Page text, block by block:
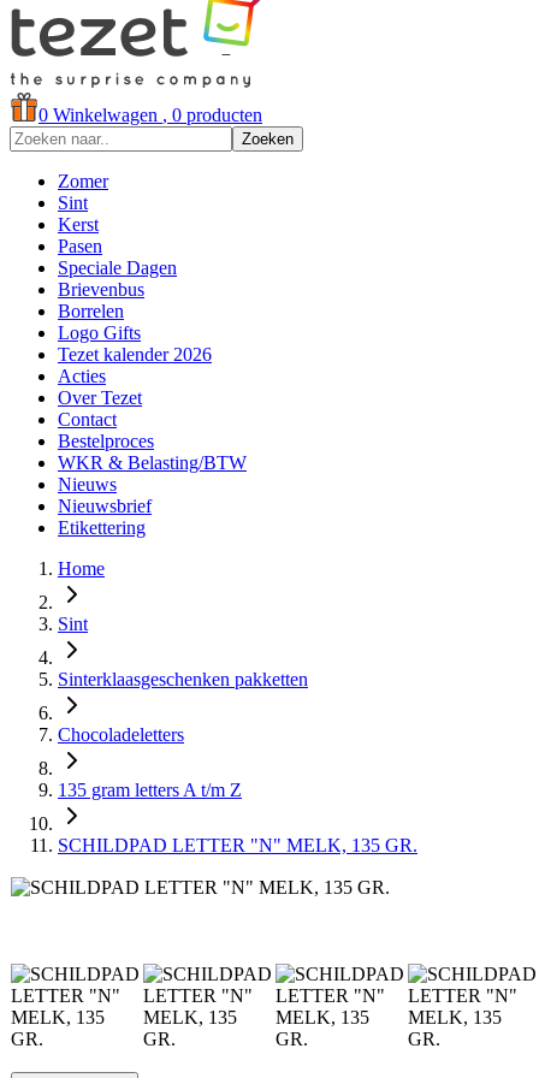
0 Winkelwagen , 0 producten
Zoeken
Zomer
Sint
Kerst
Pasen
Speciale Dagen
Brievenbus
Borrelen
Logo Gifts
Tezet kalender 2026
Acties
Over Tezet
Contact
Bestelproces
WKR & Belasting/BTW
Nieuws
Nieuwsbrief
Etikettering
Home
Sint
Sinterklaasgeschenken pakketten
Chocoladeletters
135 gram letters A t/m Z
SCHILDPAD LETTER "N" MELK, 135 GR.